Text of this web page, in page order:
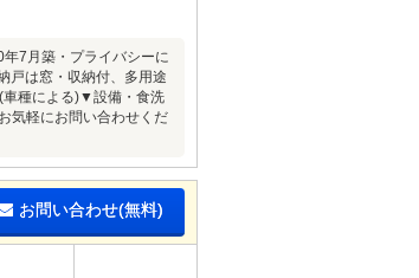
7月築・プライバシーに
戸は窓・収納付、多用途
車種による)▼設備・食洗
気軽にお問い合わせくだ
お問い合わせ(無料)